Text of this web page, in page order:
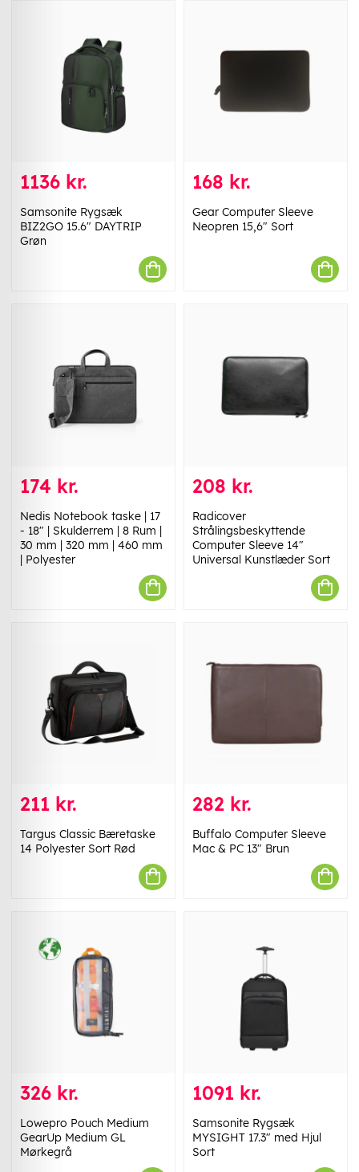
1136 kr.
Samsonite Rygsæk
BIZ2GO 15.6" DAYTRIP
Grøn
168 kr.
Gear Computer Sleeve
Neopren 15,6" Sort
174 kr.
Nedis Notebook taske | 17
- 18" | Skulderrem | 8 Rum |
30 mm | 320 mm | 460 mm
| Polyester
208 kr.
Radicover
Strålingsbeskyttende
Computer Sleeve 14"
Universal Kunstlæder Sort
211 kr.
Targus Classic Bæretaske
14 Polyester Sort Rød
282 kr.
Buffalo Computer Sleeve
Mac & PC 13" Brun
326 kr.
Lowepro Pouch Medium
GearUp Medium GL
Mørkegrå
1091 kr.
Samsonite Rygsæk
MYSIGHT 17.3" med Hjul
Sort